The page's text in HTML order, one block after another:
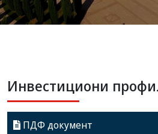
Инвестициони
ПДФ документ